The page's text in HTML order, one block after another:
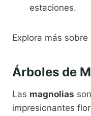
estaciones.
Explora más sobre
Árboles de
Las magnolias
impresionantes